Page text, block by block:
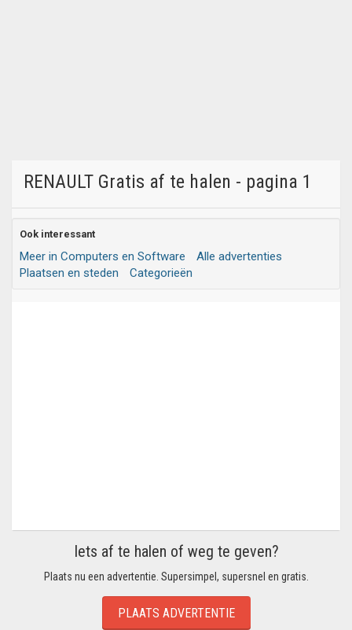
RENAULT Gratis af te halen - pagina 1
Ook interessant
Meer in Computers en Software
Alle advertenties
Plaatsen en steden
Categorieën
Iets af te halen of weg te geven?
Plaats nu een advertentie. Supersimpel, supersnel en gratis.
PLAATS ADVERTENTIE